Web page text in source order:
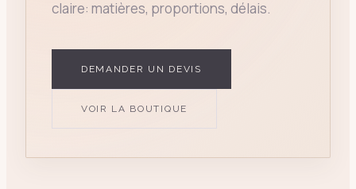
claire: matières, proportions, délais.
DEMANDER UN DEVIS
VOIR LA BOUTIQUE